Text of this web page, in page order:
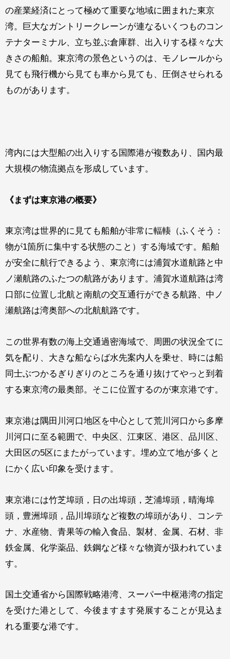
の産業経済にとって極めて重要な地域に囲まれた東京
湾。巨大なガントリークレーンが連なるいくつものコン
テナターミナル、立ち並ぶ倉庫群、出入りする様々な大
きさの船舶。東京湾の景色というのは、モノレールから
見ても飛行機から見ても車から見ても、圧倒させられる
ものがあります。
湾内には大型船の出入りする国際港が複数あり、国内最
大規模の物流拠点を形成しています。
《まずは東京港の概要》
東京湾は世界的に見ても船舶が非常に輻輳（ふくそう：
物が1箇所に集中する状態のこと）する海域です。船舶
が安全に航行できるよう、東京湾には浦賀水道航路と中
ノ瀬航路のふたつの航路があります。浦賀水道航路は湾
口部に位置し北航と南航の交互通行ができる航路、中ノ
瀬航路は湾奥部への北航航路です。
この世界有数の海上交通過密海域で、周囲の状況全てに
気を配り、大きな船ならば水先案内人を乗せ、時には船
同士ぶつかるぎりぎりのところを通り抜けてやっと到着
する東京湾の最奥部。そこに位置するのが東京港です。
東京港は隅田川河口地区を中心として荒川河口から多摩
川河口に至る範囲で、中央区、江東区、港区、品川区、
大田区の5区にまたがっています。埋め立て地が多くと
にかく広い印象を受けます。
東京港には竹芝埠頭，日の出埠頭，芝浦埠頭，晴海埠
頭，豊洲埠頭，品川埠頭など複数の埠頭があり、コンテ
ナ、水産物、青果等の輸入食品、製材、金属、石材、非
鉄金属、化学薬品、鉄鋼など様々な物資が扱われていま
す。
国土交通省から国際戦略港湾、スーパー中枢港湾の指定
を受けた港として、今後ますます発展することが見込ま
れる重要な港です。